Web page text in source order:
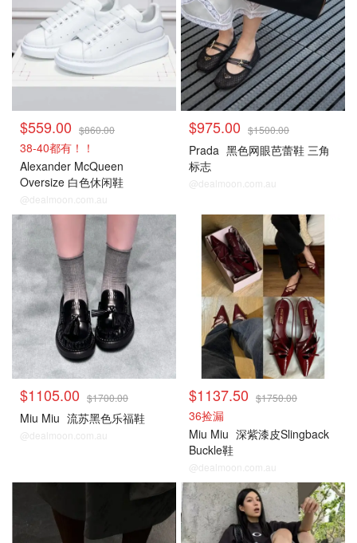
$559.00 $860.00
38-40都有！！
Alexander McQueen
Oversize 白色休闲鞋
@dealmoon.com.au
$975.00 $1500.00
Prada 黑色网眼芭蕾鞋 三角
标志
@dealmoon.com.au
$1105.00 $1700.00
Miu Miu 流苏黑色乐福鞋
@dealmoon.com.au
$1137.50 $1750.00
36捡漏
Miu Miu 深紫漆皮Slingback
Buckle鞋
@dealmoon.com.au